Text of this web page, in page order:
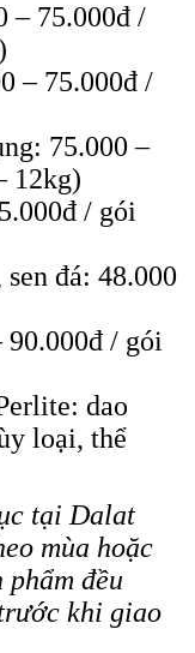
– 75.000đ /
– 75.000đ /
75.000 –
12kg)
/ gói
đá: 48.000
/ gói
dao
loại, thể
tại Dalat
mùa hoặc
đều
khi giao